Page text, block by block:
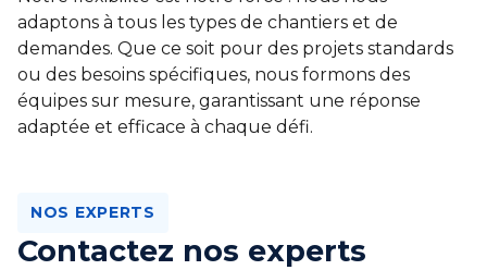
adaptons à tous les types de chantiers et de
demandes. Que ce soit pour des projets standards
ou des besoins spécifiques, nous formons des
équipes sur mesure, garantissant une réponse
adaptée et efficace à chaque défi.
NOS EXPERTS
Contactez nos experts